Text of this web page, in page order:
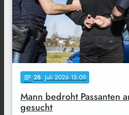
notes 28. Juli 2026 15:09
Mann bedroht Passanten
gesucht